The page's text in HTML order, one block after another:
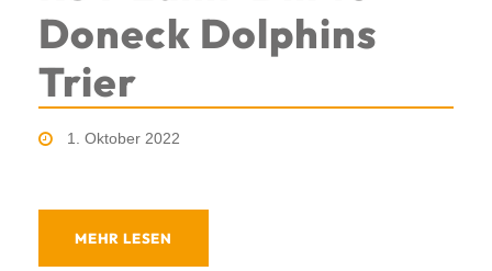
Doneck Dolphins
Trier
1. Oktober 2022
MEHR LESEN